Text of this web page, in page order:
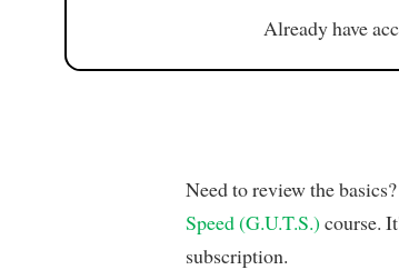
Already have
Need to review the
Speed (G.U.T.S.) course.
subscription.